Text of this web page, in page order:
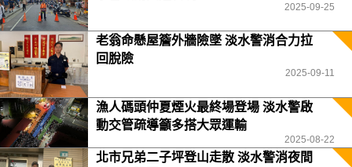
2025-09-25
老翁命懸屋簷外牆險墜 淡水警消合力拉
回脫險
2025-09-11
漁人碼頭仲夏煙火最終場登場 淡水警啟
動交管疏導籲多搭大眾運輸
2025-08-22
北市兄弟二子坪登山走散 淡水警消夜間